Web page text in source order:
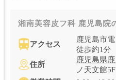
湘南美容皮フ科 鹿児島院
アクセス
鹿児島市
徒歩約1分
住所
鹿児島県
ノ天文館5F